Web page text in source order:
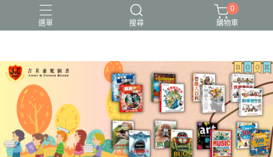
選單 搜尋
0
購物車